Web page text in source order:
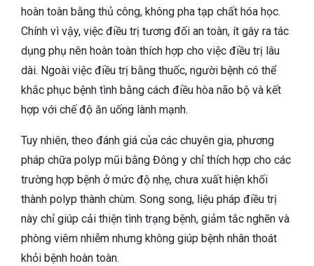
hoàn toàn bằng thủ công, không pha tạp chất hóa học.
Chính vì vậy, việc điều trị tương đối an toàn, ít gây ra tác
dụng phụ nên hoàn toàn thích hợp cho việc điều trị lâu
dài. Ngoài việc điều trị bằng thuốc, người bệnh có thể
khắc phục bệnh tình bằng cách điều hòa não bộ và kết
hợp với chế độ ăn uống lành mạnh.
Tuy nhiên, theo đánh giá của các chuyên gia, phương
pháp chữa polyp mũi bằng Đông y chỉ thích hợp cho các
trường hợp bệnh ở mức độ nhẹ, chưa xuất hiện khối
thành polyp thành chùm. Song song, liệu pháp điều trị
này chỉ giúp cải thiện tình trạng bệnh, giảm tắc nghẽn và
phòng viêm nhiễm nhưng không giúp bệnh nhân thoát
khỏi bệnh hoàn toàn.